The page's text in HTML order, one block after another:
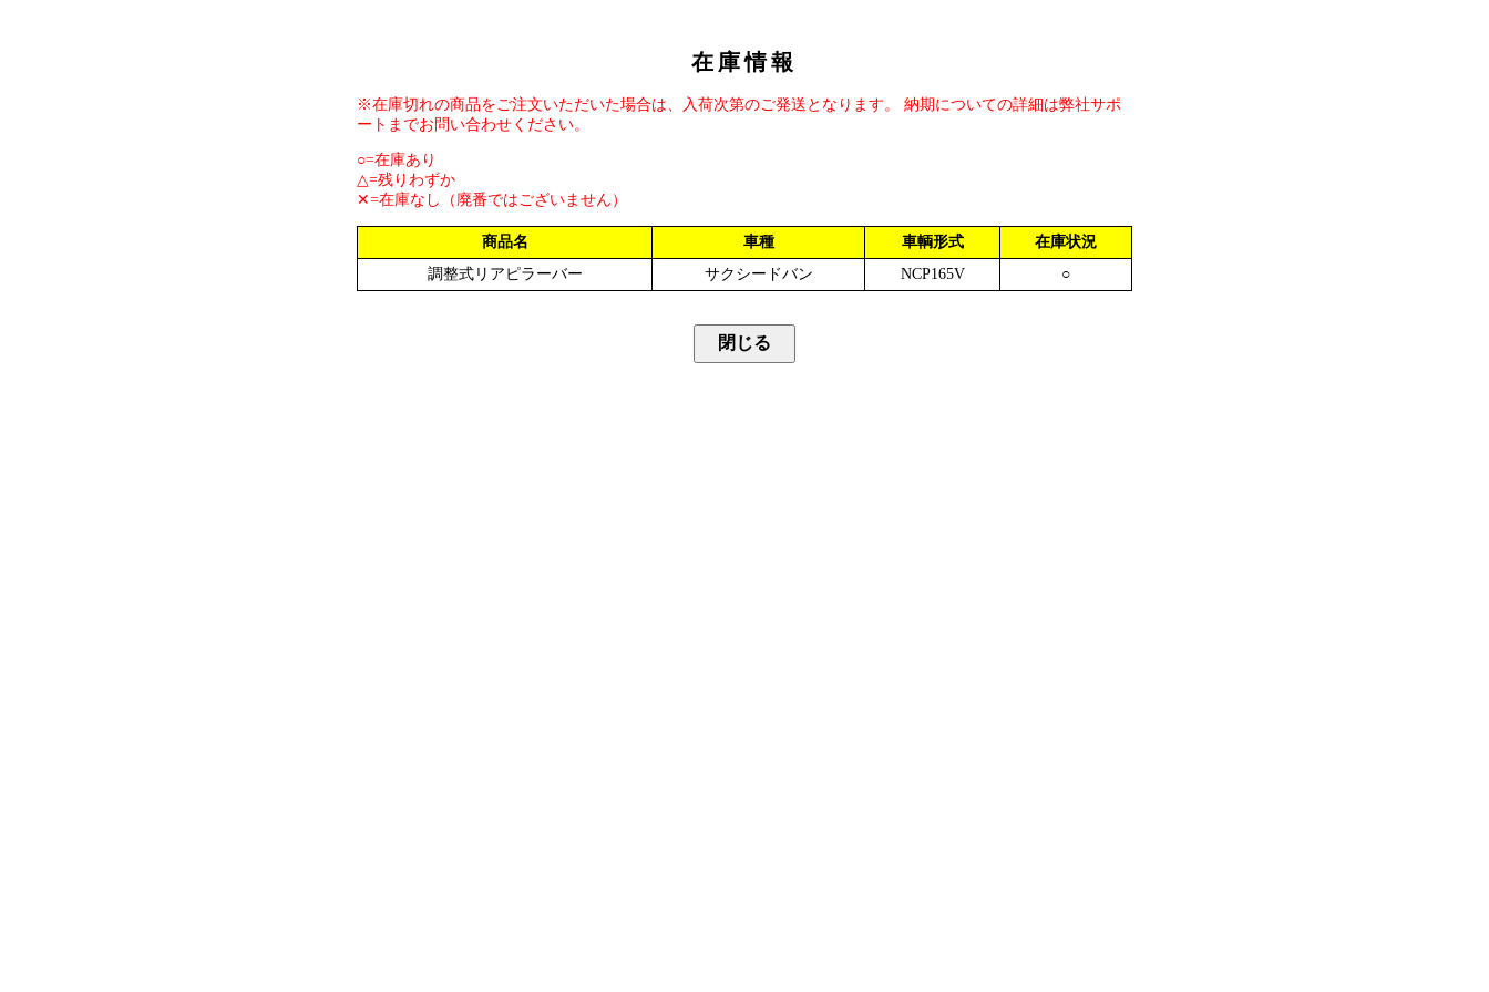
在庫情報
※在庫切れの商品をご注文いただいた場合は、入荷次第のご発送となります。 納期についての詳細は弊社サポ
ートまでお問い合わせください。
○=在庫あり
△=残りわずか
✕=在庫なし（廃番ではございません）
商品名 車種 車輌形式
在庫状況
調整式リアピラーバー
サクシードバン NCP165V ○